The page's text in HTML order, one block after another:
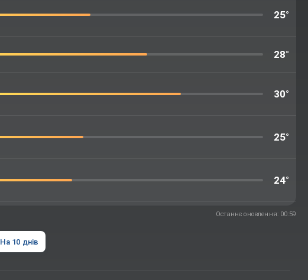
25°
28°
30°
25°
24°
Останнє оновлення: 00:59
На 10 днів